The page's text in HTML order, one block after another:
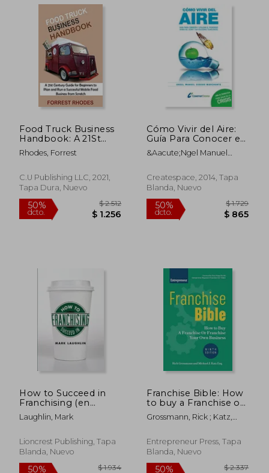
50%
dcto.
15%
dcto.
Food Truck Business
Handbook: A 21St
Century Guide for
Beginners to Plan
Mobile Food Business
From Scratch (en
Rhodes, Forrest
C.U Publishing LLC, 2021,
Tapa Dura, Nuevo
50%
Cómo Vivir del Aire:
Guía Para Conocer el
Poderoso Mundo del
Ozono y Utilizar sus
Tecnológicas
&Aacute;Ngel Manuel
Createspace, 2014, Tapa
Blanda, Nuevo
50%
How to Succeed in
Franchising (en
Inglés)
Laughlin, Mark
Lioncrest Publishing, Tapa
Blanda, Nuevo
Franchise Bible: How
to buy a Franchise or
Franchise Your own
Business (en Inglés)
Grossmann, Rick ; Katz,
Entrepreneur Press, Tapa
Blanda, Nuevo